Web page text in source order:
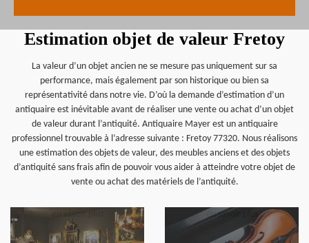
Estimation objet de valeur Fretoy
La valeur d’un objet ancien ne se mesure pas uniquement sur sa
performance, mais également par son historique ou bien sa
représentativité dans notre vie. D’où la demande d’estimation d’un
antiquaire est inévitable avant de réaliser une vente ou achat d’un objet
de valeur durant l’antiquité. Antiquaire Mayer est un antiquaire
professionnel trouvable à l’adresse suivante : Fretoy 77320. Nous réalisons
une estimation des objets de valeur, des meubles anciens et des objets
d’antiquité sans frais afin de pouvoir vous aider à atteindre votre objet de
vente ou achat des matériels de l’antiquité.
en savoir plus en savoir plus